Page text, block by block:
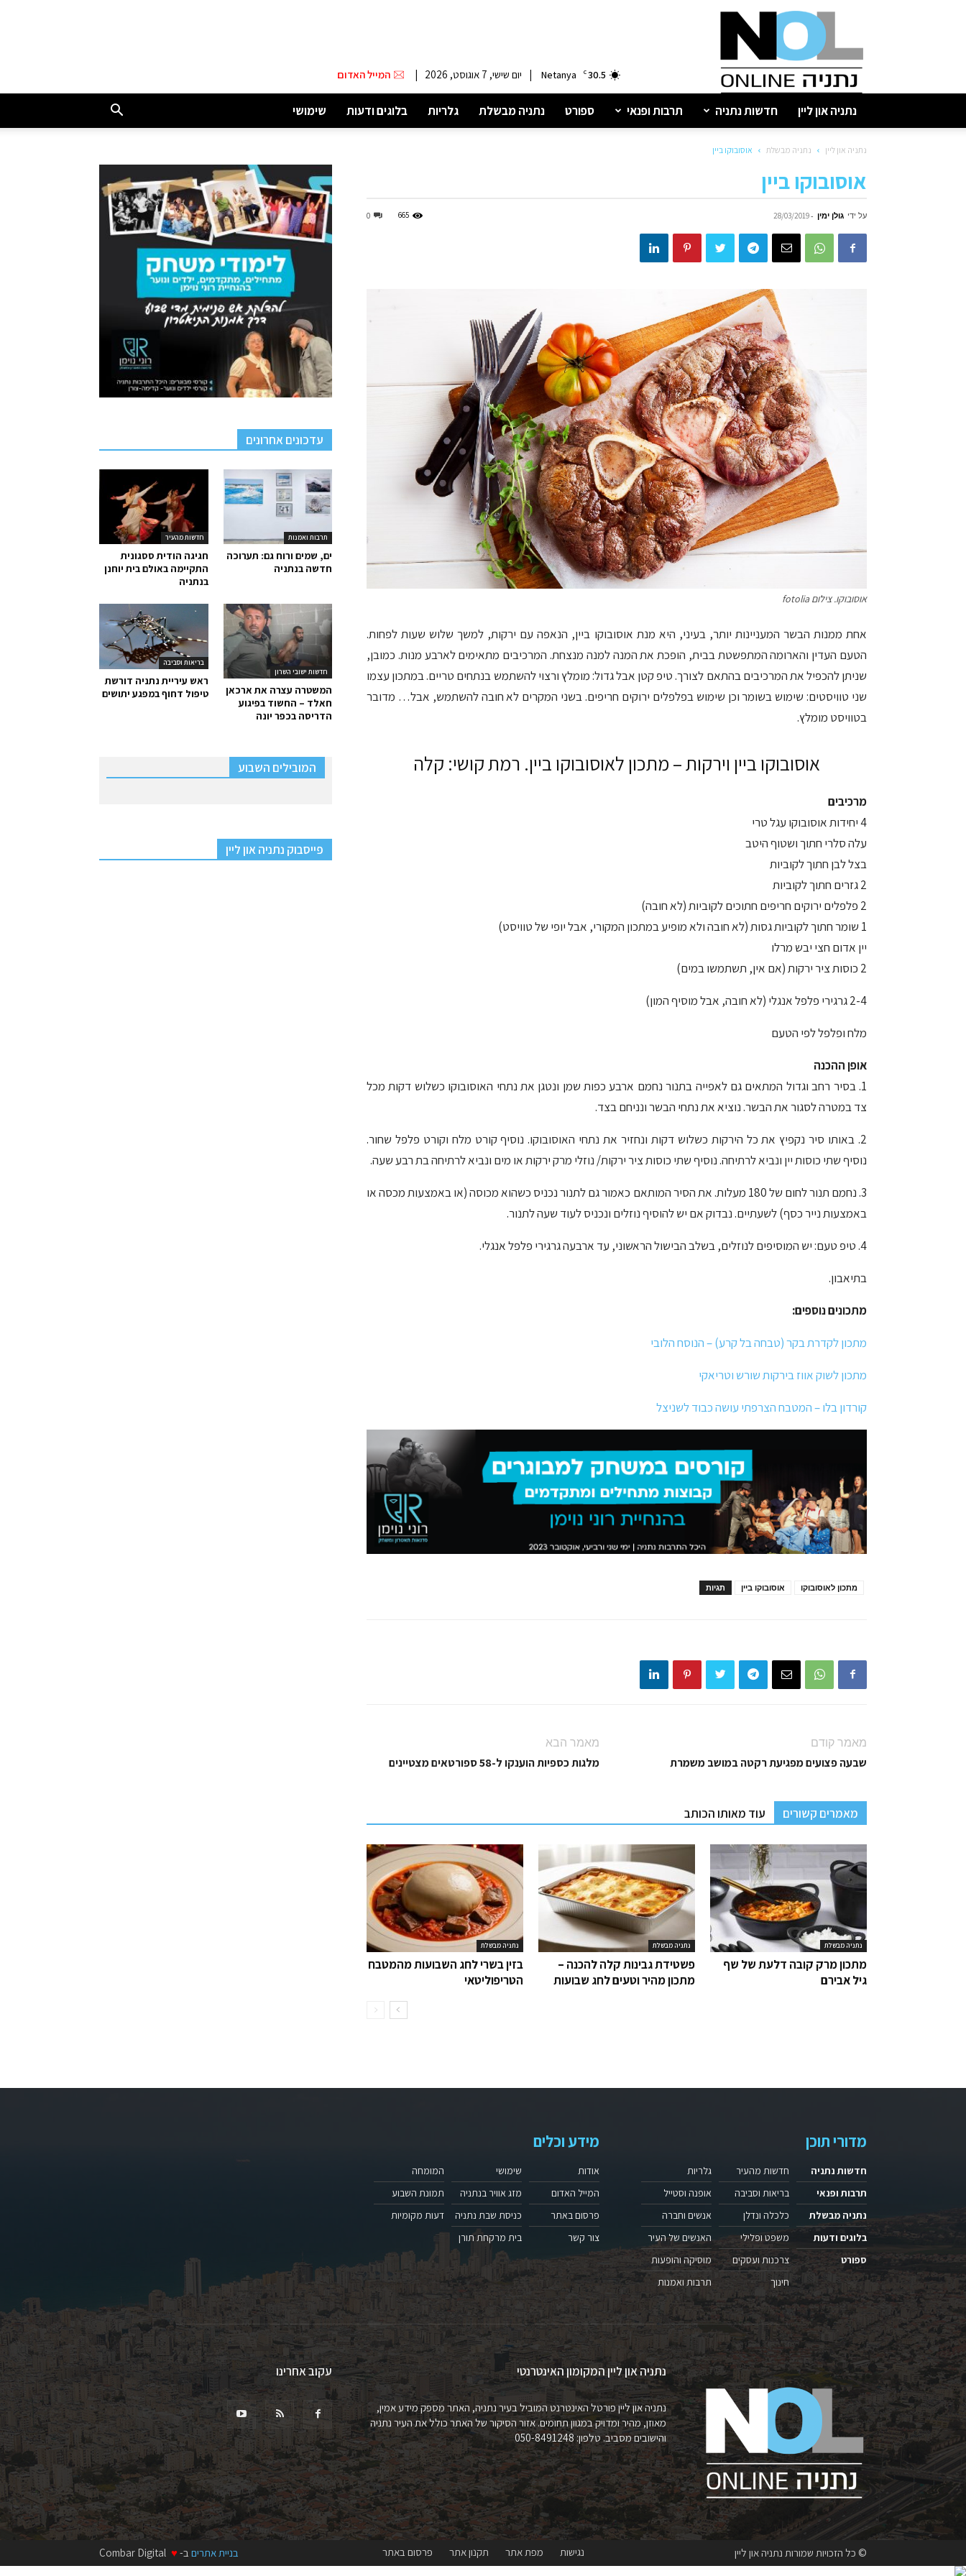
נתניה
30.5
C
Netanya
| יום שישי, 7 אוגוסט, 2026 | המייל האדום
נתניה און ליין חדשות נתניה תרבות ופנאי ספורט נתניה מבשלת גלריות בלוגים ודעות שימושי
נתניה און ליין נתניה מבשלת אוסובוקו ביין
אוסובוקו ביין
על ידי גולן ימין -
28/03/2019
0 665
אוסובוקו. צילום fotolia
אחת ממנות הבשר המעניינות יותר, בעיני, היא מנת אוסובוקו ביין, הנאפה עם ירקות, למשך שלוש שעות לפחות.
הטעם העדין והארומה המתפשטת בבית, הופכת את המנה למנה מנצחת. המרכיבים מתאימים לארבע מנות. כמובן,
שניתן להכפיל את המרכיבים בהתאם לצורך. טיפ קטן אבל גדול: מומלץ ורצוי להשתמש בנתחים טריים. במתכון עצמו
שני טוויסטים: שימוש בשומר וכן שימוש בפלפלים ירוקים חריפים. בשני המקרים לא חובה להשתמש, אבל… מדובר
בטוויסט מומלץ.
אוסובוקו ביין וירקות – מתכון לאוסובוקו ביין. רמת קושי: קלה
מרכיבים
4 יחידות אוסובוקו עגל טרי
עלה סלרי חתוך ושטוף היטב
בצל לבן חתוך לקוביות
2 גזרים חתוך לקוביות
2 פלפלים ירוקים חריפים חתוכים לקוביות (לא חובה)
1 שומר חתוך לקוביות גסות (לא חובה ולא מופיע במתכון המקורי, אבל יופי של טוויסט)
יין אדום חצי יבש מרלו
2 כוסות ציר ירקות (אם אין, תשתמשו במים)
2-4 גרגירי פלפל אנגלי (לא חובה, אבל מוסיף המון)
מלח ופלפל לפי הטעם
אופן ההכנה
1. בסיר רחב וגדול המתאים גם לאפייה בתנור נחמם ארבע כפות שמן ונטגן את נתחי האוסובוקו כשלוש דקות מכל
צד במטרה לסגור את הבשר. נוציא את נתחי הבשר ונניחם בצד.
2. באותו סיר נקפיץ את כל הירקות כשלוש דקות ונחזיר את נתחי האוסובוקו. נוסיף קורט מלח וקורט פלפל שחור.
נוסיף שתי כוסות יין ונביא לרתיחה. נוסיף שתי כוסות ציר ירקות/ נוזלי מרק ירקות או מים ונביא לרתיחה בת רבע שעה.
3. נחמם תנור לחום של 180 מעלות. את הסיר המותאם כאמור גם לתנור נכניס כשהוא מכוסה (או באמצעות מכסה או
באמצעות נייר כסף) לשעתיים. נבדוק אם יש להוסיף נוזלים ונכניס לעוד שעה לתנור.
4. טיפ טעם: יש המוסיפים לנוזלים, בשלב הבישול הראשוני, עד ארבעה גרגירי פלפל אנגלי.
בתיאבון.
מתכונים נוספים:
מתכון לקדרת בקר (טבחה בל קרע) – הנוסח הלובי
מתכון לשוק אווז בירקות שורש וטריאקי
קורדון בלו – המטבח הצרפתי עושה כבוד לשניצל
תגיות אוסובוקו ביין מתכון לאוסובוקו
מאמר קודם
שבעה פצועים מפגיעת רקטה במושב משמרת
מאמר הבא
מלגות כספיות הוענקו ל-58 ספורטאים מצטיינים
מאמרים קשורים עוד מאותו הכותב
נתניה מבשלת
בזין בשרי לחג השבועות מהמטבח
הטריפוליטאי
נתניה מבשלת
פשטידת גבינות קלה להכנה –
מתכון מהיר וטעים לחג שבועות
נתניה מבשלת
מתכון מרק קובה דלעת של שף
גיל אבירם
עדכונים אחרונים
חדשות מהעיר
חגיגה הודית ססגונית
התקיימה באולם בית יוחנן
בנתניה
תרבות ואמנות
ים, שמים ורוח גם: תערוכה
חדשה בנתניה
בריאות וסביבה
ראש עיריית נתניה דורשת
טיפול דחוף במפגע יתושים
חדשות ישובי השרון
המשטרה עצרה את ארכאן
חאלד – החשוד בפיגוע
הדריסה בכפר יונה
המובילים השבוע
פייסבוק נתניה און ליין
מדורי תוכן
חדשות נתניה
תרבות ופנאי
נתניה מבשלת
בלוגים ודעות
ספורט
חדשות מהעיר
בריאות וסביבה
כלכלה ונדלן
משפט ופלילי
צרכנות ועסקים
חינוך
גלריות
אופנה וסטייל
אנשים וחברה
האנשים של העיר
מוסיקה והופעות
תרבות ואמנות
מידע וכלים
אודות
המייל האדום
פרסום באתר
צור קשר
שימושי
מזג אוויר בנתניה
כניסת שבת נתניה
בית מרקחת תורן
המומחה
תמונת השבוע
דעות מקומיות
נתניה און ליין המקומון האינטרנטי
נתניה און ליין פורטל האינטרנט המוביל בעיר נתניה, האתר מספק מידע אמין,
מאוזן, מהיר ומדויק במגוון תחומים. אזור הסיקור של האתר כולל את העיר נתניה
והישובים מסביב. טלפון: 050-8491248
עקוב אחרינו
נגישות מפת אתר תקנון אתר פרסום באתר בניית אתריםב- ♥ © כל הזכויות שמורות נתניה און ליין